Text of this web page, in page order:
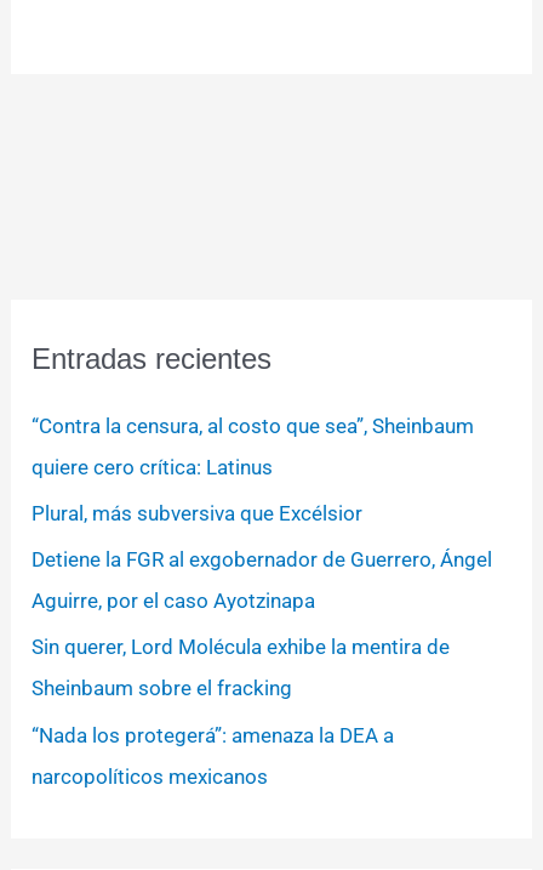
Entradas recientes
“Contra la censura, al costo que sea”, Sheinbaum
quiere cero crítica: Latinus
Plural, más subversiva que Excélsior
Detiene la FGR al exgobernador de Guerrero, Ángel
Aguirre, por el caso Ayotzinapa
Sin querer, Lord Molécula exhibe la mentira de
Sheinbaum sobre el fracking
“Nada los protegerá”: amenaza la DEA a
narcopolíticos mexicanos